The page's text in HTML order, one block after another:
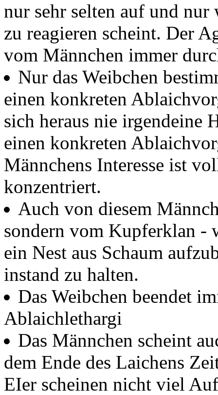
nur sehr selten auf und nur
zu reagieren scheint. Der
vom Männchen immer
Nur das Weibchen
einen konkreten
sich heraus nie irgendeine
einen konkreten
Männchens Interesse ist
konzentriert.
Auch von diesem
sondern vom Kupferklan -
ein Nest aus Schaum
instand zu halten.
Das Weibchen beendet
Ablaichlethargi
Das Männchen scheint
dem Ende des Laichens
EIer scheinen nicht viel